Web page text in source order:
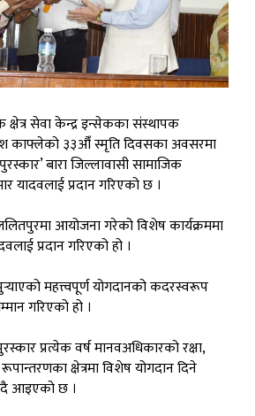
सेवा केन्द्र इन्सेकका संस्थापक
काफ्लेको ३३औँ स्मृति दिवसका अवसरमा
बारा जिल्लावासी सामाजिक
यादवलाई प्रदान गरिएको छ ।
आयोजना गरेको विशेष कार्यक्रममा
प्रदान गरिएको हो ।
महत्त्वपूर्ण योगदानको कदरस्वरूप
गरिएको हो ।
प्रत्येक वर्ष मानवअधिकारको रक्षा,
क्षेत्रमा विशेष योगदान दिने
आइएको छ ।